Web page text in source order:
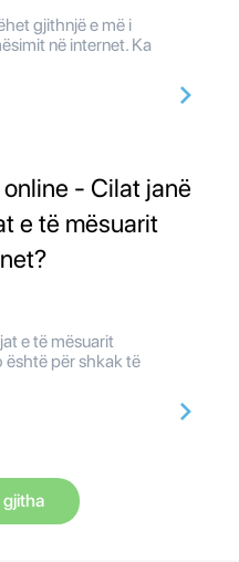
gjithnjë e më i
në internet. Ka
- Cilat janë
e të mësuarit
e të mësuarit
është për shkak të